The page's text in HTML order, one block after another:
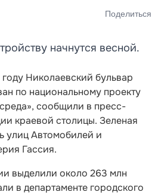
Поделиться
начнутся весной.
Николаевский бульвар
по национальному проекту
сообщили в пресс-
краевой столицы. Зеленая
улиц Автомобилей и
Гассия.
выделили около 263 млн
в департаменте городского